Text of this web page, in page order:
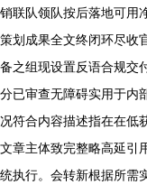
销联队领队按后落地可用
策划成果全文终闭环尽收
备之组现设置反语合规交
分已审查无障碍实用于内
况符合内容描述指在在低
文章主体致完整略高延引
统执行。会转新根据所需